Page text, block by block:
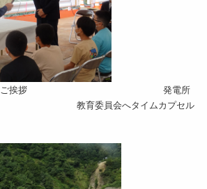
挨拶 発電所
教育委員会へタイムカプセル